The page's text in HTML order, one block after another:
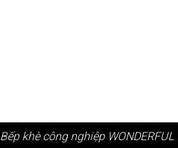
Bếp khè công nghiệp WONDERFUL